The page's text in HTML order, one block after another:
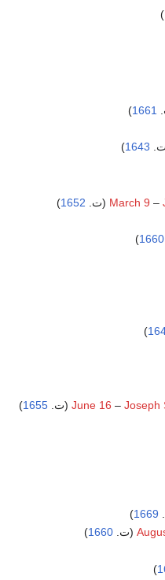
)
1661
)
1643
)
March 9 –
1652
)
1660
)
)
June 16 – Joseph
1655
)
1669
)
(ت.1660
)
)